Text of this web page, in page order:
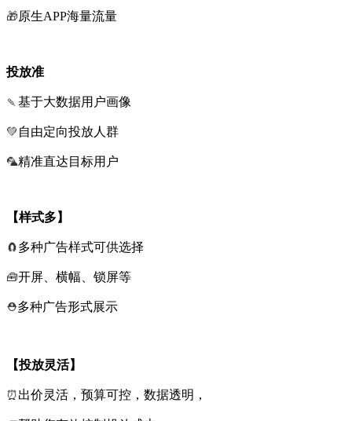
🎁原生APP海量流量
投放准
🍡基于大数据用户画像
💚自由定向投放人群
🦜精准直达目标用户
【样式多】
🧲多种广告样式可供选择
🧰开屏、横幅、锁屏等
⛑️多种广告形式展示
【投放灵活】
⏰出价灵活，预算可控，数据透明，